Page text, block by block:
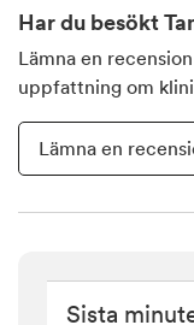
Har du besökt
Lämna en
uppfattning om
Lämna en
Sista
Sista